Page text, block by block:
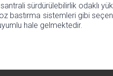
sürdürülebilirlik odaklı
bastırma sistemleri gibi
hale gelmektedir.